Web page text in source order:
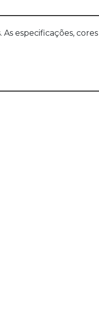
especificações,